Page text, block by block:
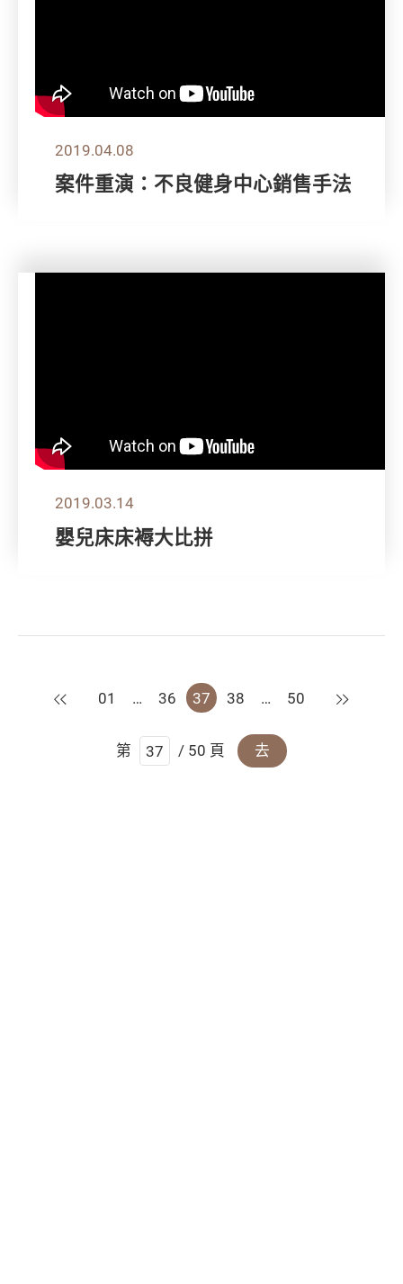
2019.04.08
案件重演：不良健身中心銷售手法
2019.03.14
嬰兒床床褥大比拼
上一頁
01 … 36 37 38 … 50 下一頁
第 / 50 頁 去